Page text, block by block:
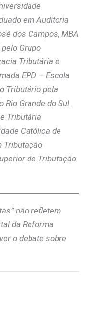
em Auditoria
dos Campos, MBA
Grupo
Tributária e
EPD – Escola
Tributário pela
Grande do Sul.
Tributária
Católica de
Tributação
de Tributação
não refletem
da Reforma
o debate sobre